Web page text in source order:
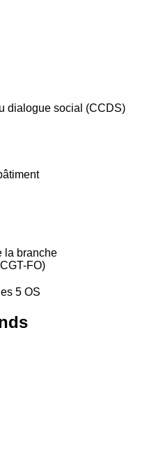
dialogue social (CCDS)
la branche
FO)
5 OS